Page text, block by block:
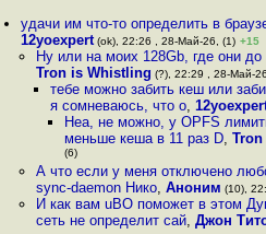
удачи им что-то определить в
12yoexpert (ok), 22:26 , 28-Май-26, (1) +15
Ну или на моих 128Gb, где они
Tron is Whistling (?), 22:29 , 28-Май-
тебе можно забить кеш или
я сомневаюсь, что о,
Неа, не можно, у OPFS
меньше кеша в 11 раз D,
(6)
А что если у меня отключено
sync-daemon Нико, Аноним (10),
И как вам uBO поможет в этом
сеть не определит сай, Джон